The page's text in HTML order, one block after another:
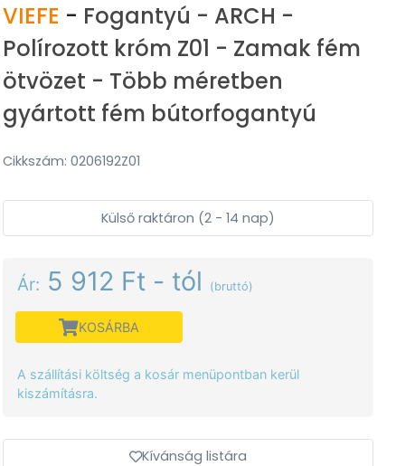
VIEFE - Fogantyú - ARCH -
Polírozott króm Z01 - Zamak fém
ötvözet - Több méretben
gyártott fém bútorfogantyú
Cikkszám: 0206192Z01
Külső raktáron (2 - 14 nap)
Ár: 5 912 Ft - tól (bruttó)
KOSÁRBA
A szállítási költség a kosár menüpontban kerül
kiszámításra.
Kívánság listára